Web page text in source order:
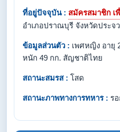
ที่อยู่ปัจจุบัน : สมัครสมาชิก เ
อำเภอปราณบุรี จังหวัดประจ
ข้อมูลส่วนตัว : เพศหญิง อายุ
หนัก 49 กก. สัญชาติไทย
สถานะสมรส : โสด
สถานะภาพทางการทหาร : ร